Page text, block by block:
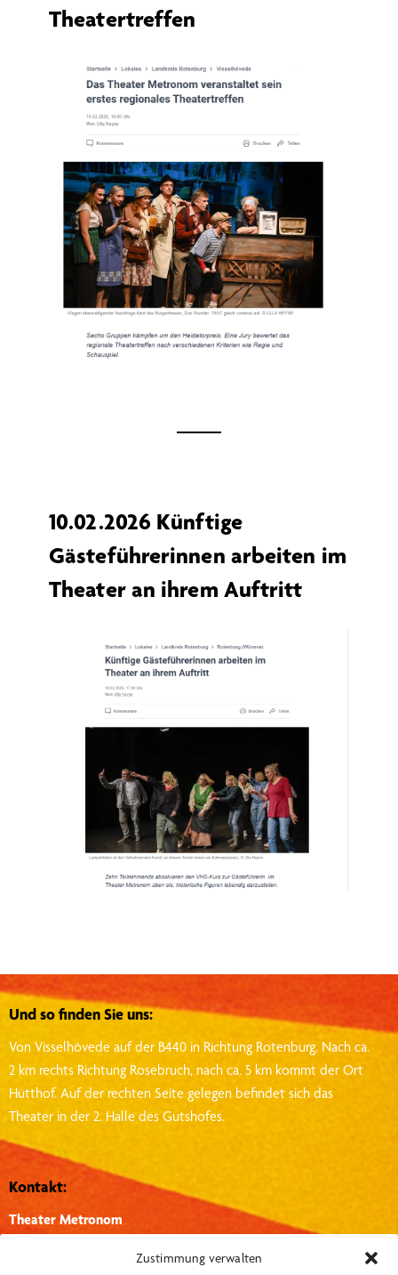
Zustimmung verwalten
Theatertreffen
10.02.2026 Künftige
Gästeführerinnen arbeiten im
Theater an ihrem Auftritt
Und so finden Sie uns:
Von Visselhövede auf der B440 in Richtung Rotenburg. Nach ca.
2 km rechts Richtung Rosebruch, nach ca. 5 km kommt der Ort
Hütthof. Auf der rechten Seite gelegen befindet sich das
Theater in der 2. Halle des Gutshofes.
Kontakt:
Theater Metronom